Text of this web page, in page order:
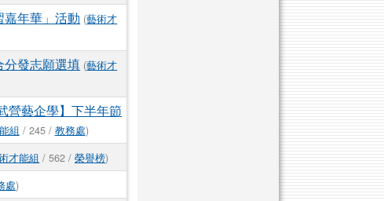
年華」活動 (藝術才
分發志願選填 (藝術才
營藝企學】下半年節
組 / 245 / 教務處)
才能組 / 562 /榮譽榜)
處)